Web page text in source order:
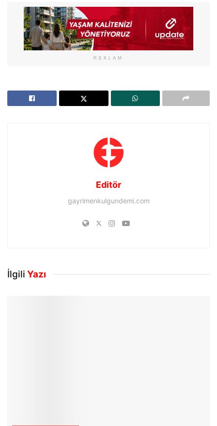
REKLAM
Editör
gayrimenkulgundemi.com
İlgili Yazı